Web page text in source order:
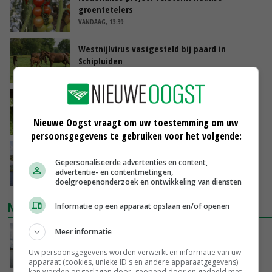
groentetelers
VANDAAG, 13:39
Westnijlvirus vastgesteld bij paard in
Schipluiden
Onderzoek: rantsoen van invloed op
VANDAAG, 12:37
investeringen bij droogte
VANDAAG, 12:02
NIEUWSTE VIDEO'S
Koeien van enige drijvende boerderij ter
wereld zijn te koop
VANDAAG, 12:00
Nieuwe Oogst vraagt om uw toestemming om uw
persoonsgegevens te gebruiken voor het volgende:
Gepersonaliseerde advertenties en content,
advertentie- en contentmetingen,
doelgroepenonderzoek en ontwikkeling van diensten
Informatie op een apparaat opslaan en/of openen
Meer informatie
Uw persoonsgegevens worden verwerkt en informatie van uw
apparaat (cookies, unieke ID's en andere apparaatgegevens)